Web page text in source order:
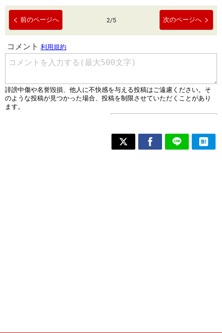
前のページへ 2/5 次のページへ